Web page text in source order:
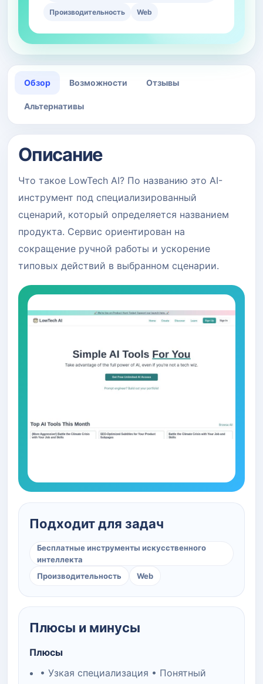
Производительность Web
Обзор Возможности Отзывы
Альтернативы
Описание
Что такое LowTech AI? По названию это AI-
инструмент под специализированный
сценарий, который определяется названием
продукта. Сервис ориентирован на
сокращение ручной работы и ускорение
типовых действий в выбранном сценарии.
Подходит для задач
Бесплатные инструменты искусственного
интеллекта
Производительность
Web
Плюсы и минусы
Плюсы
• Узкая специализация • Понятный